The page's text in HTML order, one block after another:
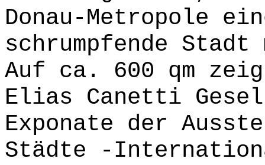
Donau-Metropole
schrumpfende Stadt
Auf ca. 600 qm
Elias Canetti
Exponate der
Städte -